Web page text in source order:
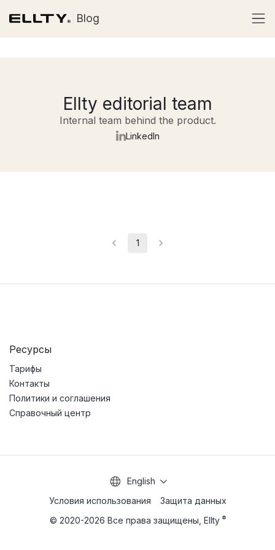
Blog
Ellty editorial team
Internal team behind the product.
LinkedIn
1
Ресурсы
Тарифы
Контакты
Политики и соглашения
Справочный центр
English
Условия использования
Защита данных
© 2020-2026 Все права защищены, Ellty ®